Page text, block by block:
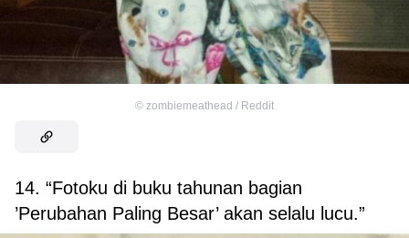
© zombiemeathead / Reddit
14. “Fotoku di buku tahunan bagian
’Perubahan Paling Besar’ akan selalu lucu.”